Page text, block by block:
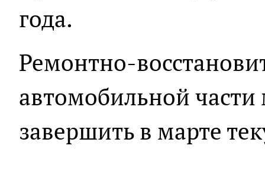
года.
Ремонтно-
автомобильной части
завершить в марте